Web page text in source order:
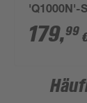
'Q1000N'-
179,99